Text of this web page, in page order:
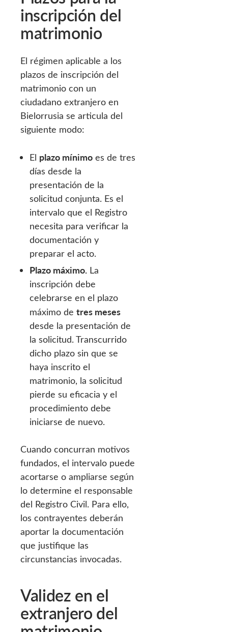
inscripción del
matrimonio
El régimen aplicable a los
plazos de inscripción del
matrimonio con un
ciudadano extranjero en
Bielorrusia se articula del
siguiente modo:
El plazo mínimo es de tres
días desde la
presentación de la
solicitud conjunta. Es el
intervalo que el Registro
necesita para verificar la
documentación y
preparar el acto.
Plazo máximo. La
inscripción debe
celebrarse en el plazo
máximo de tres meses
desde la presentación de
la solicitud. Transcurrido
dicho plazo sin que se
haya inscrito el
matrimonio, la solicitud
pierde su eficacia y el
procedimiento debe
iniciarse de nuevo.
Cuando concurran motivos
fundados, el intervalo puede
acortarse o ampliarse según
lo determine el responsable
del Registro Civil. Para ello,
los contrayentes deberán
aportar la documentación
que justifique las
circunstancias invocadas.
Validez en el
extranjero del